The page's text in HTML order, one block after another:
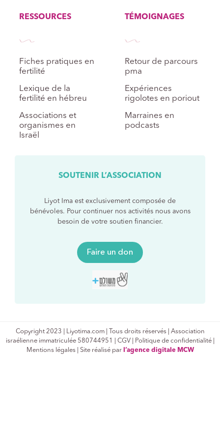
RESSOURCES
Fiches pratiques en
fertilité
Lexique de la
fertilité en hébreu
Associations et
organismes en
Israël
TÉMOIGNAGES
Retour de parcours
pma
Expériences
rigolotes en poriout
Marraines en
podcasts
SOUTENIR L’ASSOCIATION
Liyot Ima est exclusivement composée de
bénévoles. Pour continuer nos activités nous avons
besoin de votre soutien financier.
Faire un don
Copyright 2023 | Liyotima.com | Tous droits réservés | Association
israélienne immatriculée 580744951 | CGV| Politique de confidentialité|
Mentions légales | Site réalisé par l’agence digitale MCW